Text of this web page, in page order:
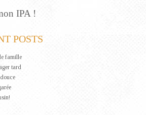
IPA !
POSTS
famille
tard